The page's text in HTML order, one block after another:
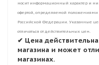
носит информационный характер и
офертой, определяемой положениями
Российской Федерации. Указанные
отличаться от действительных цен.
✔ Цена
магазина и может
магазинах.